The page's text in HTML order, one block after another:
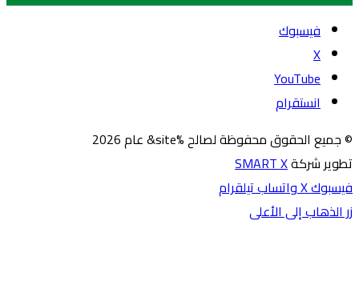
فيسبوك
‫X
‫YouTube
انستقرام
© جميع الحقوق محفوظة لصالح %site& عام 2026
تطوير شركةSMART X
فيسبوك‫Xواتسابتيلقرام
زر الذهاب إلى الأعلى